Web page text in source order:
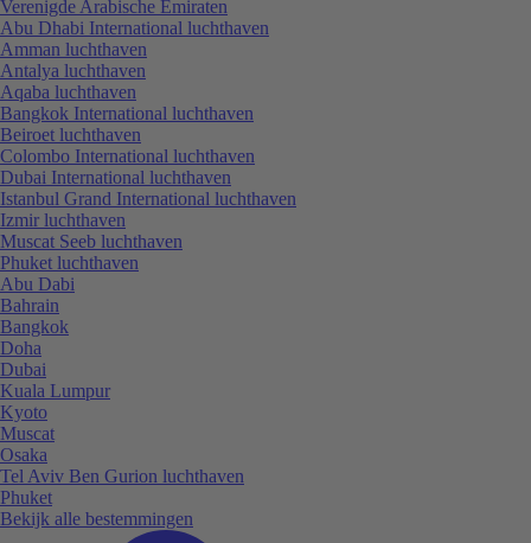
Verenigde Arabische Emiraten
Abu Dhabi International luchthaven
Amman luchthaven
Antalya luchthaven
Aqaba luchthaven
Bangkok International luchthaven
Beiroet luchthaven
Colombo International luchthaven
Dubai International luchthaven
Istanbul Grand International luchthaven
Izmir luchthaven
Muscat Seeb luchthaven
Phuket luchthaven
Abu Dabi
Bahrain
Bangkok
Doha
Dubai
Kuala Lumpur
Kyoto
Muscat
Osaka
Tel Aviv Ben Gurion luchthaven
Phuket
Bekijk alle bestemmingen